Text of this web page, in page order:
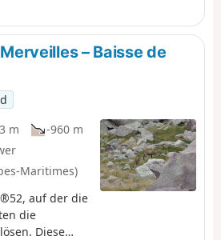
genießen. Nach der Baisse
schließlich in eine mediterranere
das Authion-Massiv, einen
des Zweiten Weltkriegs.
– Baisse de
m
-960 m
Maritimes)
auf der die
die
Diese